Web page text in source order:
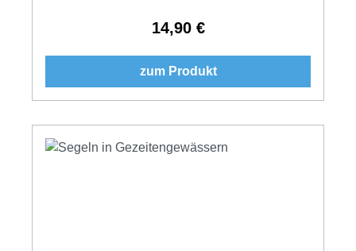
Regulärer Preis:
14,90 €
zum Produkt